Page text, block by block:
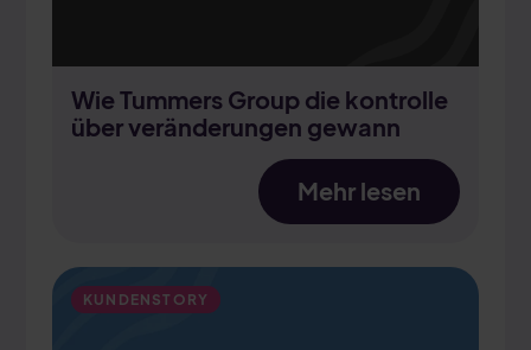
Wie Tummers Group die kontrolle
über veränderungen gewann
Mehr lesen
KUNDENSTORY